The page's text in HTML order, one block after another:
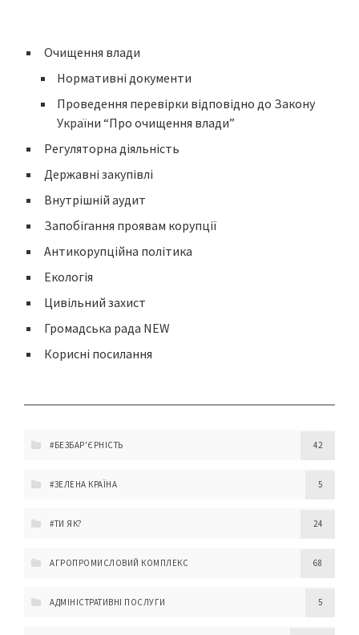
Очищення влади
Нормативні документи
Проведення перевірки відповідно до Закону
України “Про очищення влади”
Регуляторна діяльність
Державні закупівлі
Внутрішній аудит
Запобігання проявам корупції
Антикорупційна політика
Екологія
Цивільний захист
Громадська рада NEW
Корисні посилання
#БЕЗБАР'ЄРНІСТЬ 42
#ЗЕЛЕНА КРАЇНА 5
#ТИ ЯК? 24
АГРОПРОМИСЛОВИЙ КОМПЛЕКС 68
АДМІНІСТРАТИВНІ ПОСЛУГИ 5